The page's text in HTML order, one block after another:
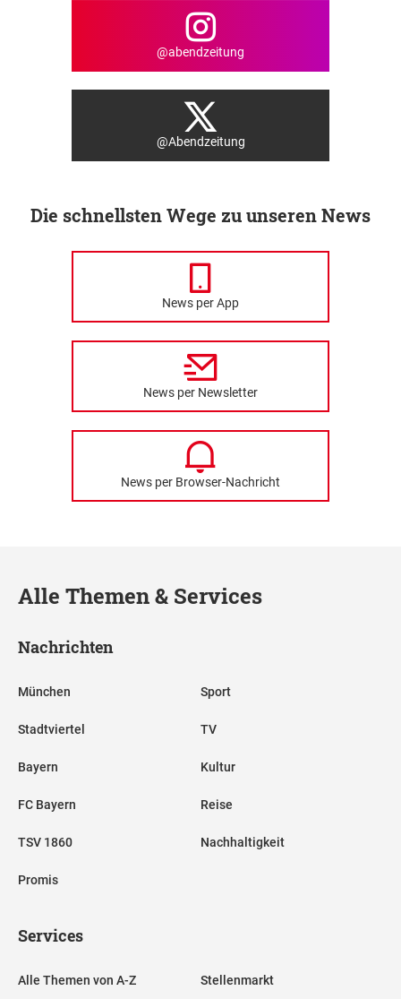
@abendzeitung
@Abendzeitung
Die schnellsten Wege zu unseren News
News per App
News per Newsletter
News per Browser-Nachricht
Alle Themen & Services
Nachrichten
München
Stadtviertel
Bayern
FC Bayern
TSV 1860
Promis
Sport
TV
Kultur
Reise
Nachhaltigkeit
Services
Alle Themen von A-Z Stellenmarkt